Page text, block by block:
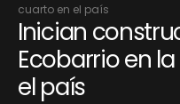
cuarto en el país
Inician
Ecobarrio en
el país